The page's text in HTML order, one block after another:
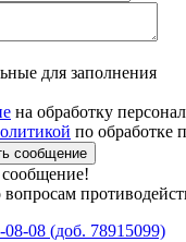
для заполнения
на обработку
по обработке
сообщение
вопросам
08 (доб. 78915099)